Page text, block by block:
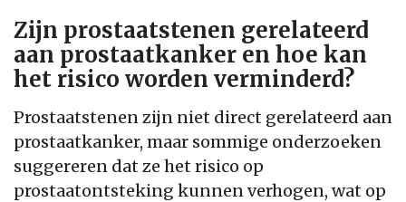
Zijn prostaatstenen gerelateerd
aan prostaatkanker en hoe kan
het risico worden verminderd?
Prostaatstenen zijn niet direct gerelateerd aan
prostaatkanker, maar sommige onderzoeken
suggereren dat ze het risico op
prostaatontsteking kunnen verhogen, wat op